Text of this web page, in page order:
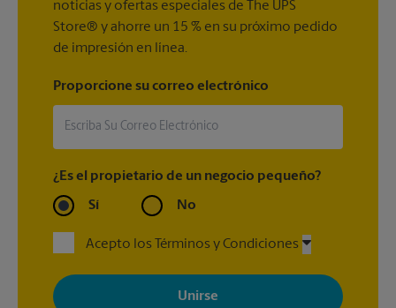
noticias y ofertas especiales de The UPS
Store® y ahorre un 15 % en su próximo pedido
de impresión en línea.
Proporcione su correo electrónico
¿Es el propietario de un negocio pequeño?
Sí No
Acepto los Términos y Condiciones
Al registrarse, acepta recibir correos electrónicos de The UPS
Store con noticias, ofertas especiales, promociones y mensajes
adaptados a sus intereses. Puede darse de baja en cualquier